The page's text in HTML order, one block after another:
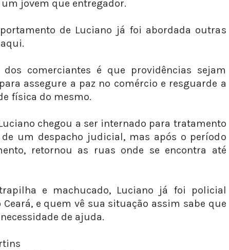
jovem que entregador.
de Luciano já foi abordada outras
dos comerciantes é que providências sejam
assegure a paz no comércio e resguarde a
física do mesmo.
chegou a ser internado para tratamento
um despacho judicial, mas após o período
retornou as ruas onde se encontra até
e machucado, Luciano já foi policial
e quem vê sua situação assim sabe que
de ajuda.